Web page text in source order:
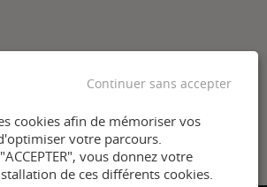
cookies afin de mémoriser vos
votre parcours.
vous donnez votre
de ces différents cookies.
Continuer sans accepter